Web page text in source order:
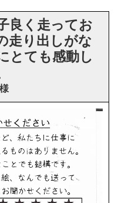
良く走ってお
走り出しがな
とても感動し